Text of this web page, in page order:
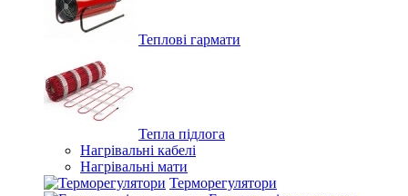
Теплові гармати
Тепла підлога
Нагрівальні кабелі
Нагрівальні мати
Терморегулятори